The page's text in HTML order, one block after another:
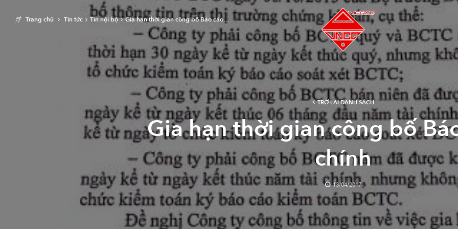
TRỞ LẠI DANH SÁCH
Gia hạn thời gian công bố
chính
13/04/2017
Trang chủ Tin tức Tin nội bộ Gia hạn thời gian công bố Báo cáo…